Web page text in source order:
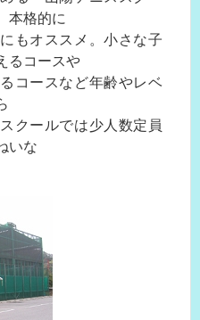
本格的に
もオススメ。小さな子
るコースや
コースなど年齢やレベ
クールでは少人数定員
いな